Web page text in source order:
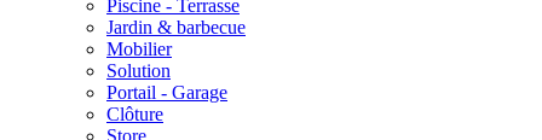
Piscine - Terrasse
Jardin & barbecue
Mobilier
Solution
Portail - Garage
Clôture